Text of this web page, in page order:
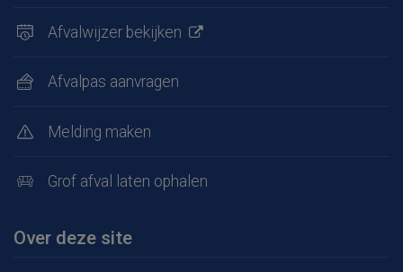
Afvalwijzer bekijken
Afvalpas aanvragen
Melding maken
Grof afval laten ophalen
Over deze site